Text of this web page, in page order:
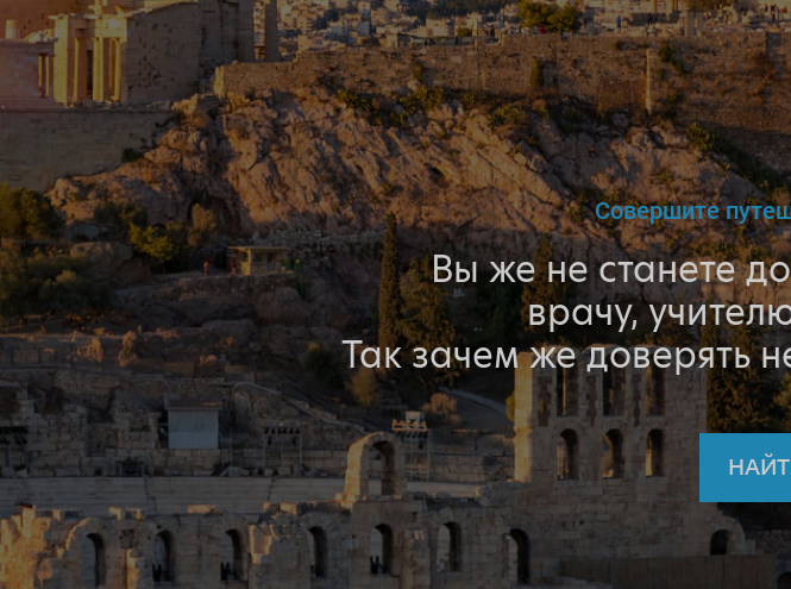
Совершите
Вы же не станете
врачу,
Так зачем же доверять